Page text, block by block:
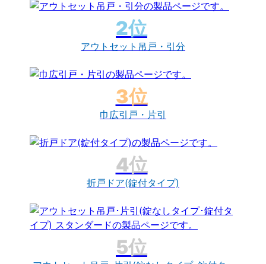
アウトセット吊戸・引分
巾広引戸・片引
折戸ドア(錠付タイプ)